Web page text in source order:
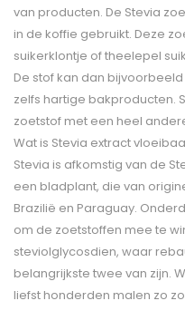
van producten. De Stevia
in de koffie gebruikt. Deze
suikerklontje of theelepel
De stof kan dan
zelfs hartige bakproducten.
zoetstof met een heel
Wat is Stevia extract
Stevia is afkomstig van de
een bladplant, die van
Brazilië en Paraguay.
om de zoetstoffen mee te
steviolglycosdien, waar
belangrijkste twee van zijn.
liefst honderden malen zo